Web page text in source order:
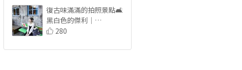
復古味滿滿的拍照景點🛋
黑白色的傑利｜
SUMMER
280
黑色尬繽紛色的搭配術❣️